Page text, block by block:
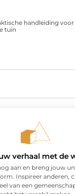
handleiding voor
tuin
verhaal met de
aan en breng jouw
Inspireer anderen,
van een